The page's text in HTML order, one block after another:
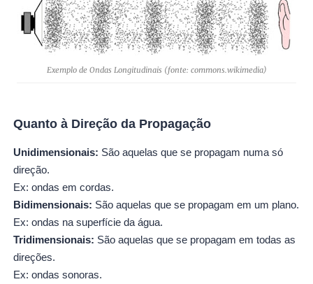
Exemplo de Ondas Longitudinais (fonte: commons.wikimedia)
Quanto à Direção da Propagação
Unidimensionais: São aquelas que se propagam numa só
direção.
Ex: ondas em cordas.
Bidimensionais: São aquelas que se propagam em um plano.
Ex: ondas na superfície da água.
Tridimensionais: São aquelas que se propagam em todas as
direções.
Ex: ondas sonoras.